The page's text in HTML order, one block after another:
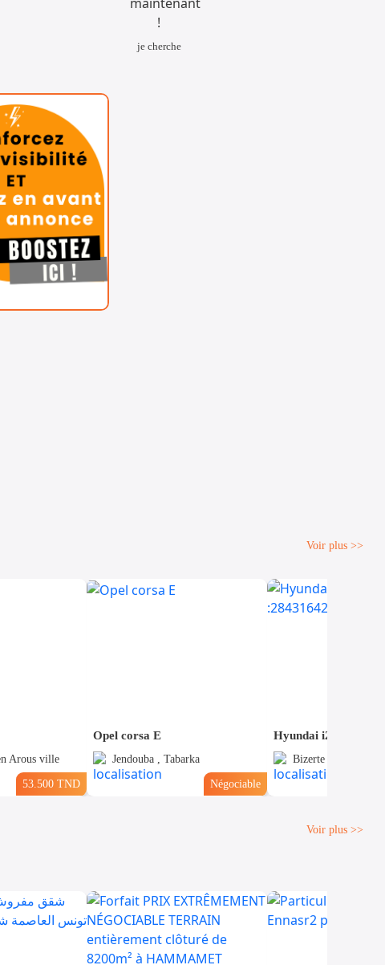
je cherche
Voir plus >>
Arous ville
53.500 TND
Opel corsa E
Jendouba , Tabarka
Négociable
Bizerte , Bizerte
Voir plus >>